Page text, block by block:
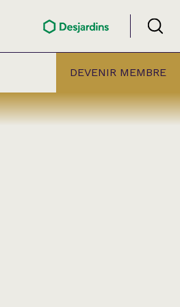
DEVENIR MEMBRE